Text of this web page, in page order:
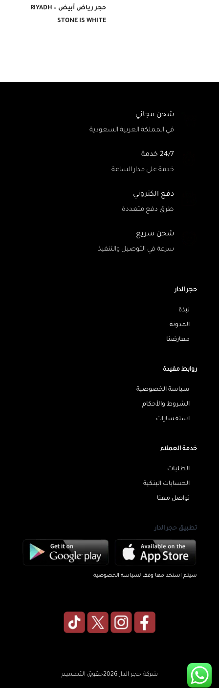
حجر رياض أبيض – RIYADH
STONE IS WHITE
شحن مجاني
في المملكة العربية السعودية
24/7 خدمة
خدمة على مدار الساعة
دفع الكتروني
طرق دفع متعددة
شحن سريع
سرعة في التوصيل والتنفيذ
حجر الدار
نبذة
المدونة
معارضنا
روابط مفيدة
سياسة الخصوصية
الشروط والأحكام
استفسارات
خدمة العملاء
الطلبات
الحسابات البنكية
تواصل معنا
تطبيق حجر الدار
سيتم استخدامها وفقا لسياسة الخصوصية
شركة حجر الدار 2026حقوق التصميم